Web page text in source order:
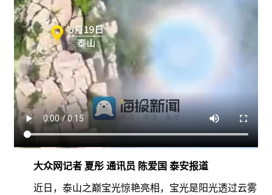
大众网记者 夏彤 通讯员 陈爱国 泰安报道
近日，泰山之巅宝光惊艳亮相，宝光是阳光透过云雾